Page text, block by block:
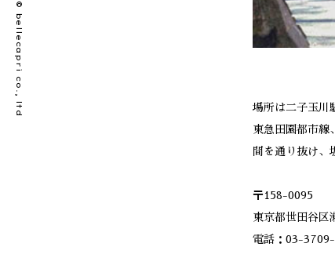
場所は二子玉川
東急田園都市線
間を通り抜け、
〒158-0095
東京都世田谷区
電話：03-3709-
© bellecapri co., ltd